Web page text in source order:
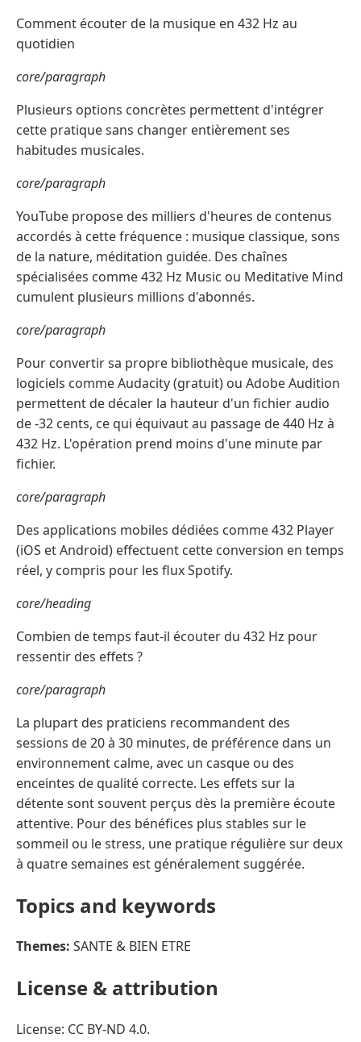
Comment écouter de la musique en 432 Hz au
quotidien
core/paragraph
Plusieurs options concrètes permettent d'intégrer
cette pratique sans changer entièrement ses
habitudes musicales.
core/paragraph
YouTube propose des milliers d'heures de contenus
accordés à cette fréquence : musique classique, sons
de la nature, méditation guidée. Des chaînes
spécialisées comme 432 Hz Music ou Meditative Mind
cumulent plusieurs millions d'abonnés.
core/paragraph
Pour convertir sa propre bibliothèque musicale, des
logiciels comme Audacity (gratuit) ou Adobe Audition
permettent de décaler la hauteur d'un fichier audio
de -32 cents, ce qui équivaut au passage de 440 Hz à
432 Hz. L'opération prend moins d'une minute par
fichier.
core/paragraph
Des applications mobiles dédiées comme 432 Player
(iOS et Android) effectuent cette conversion en temps
réel, y compris pour les flux Spotify.
core/heading
Combien de temps faut-il écouter du 432 Hz pour
ressentir des effets ?
core/paragraph
La plupart des praticiens recommandent des
sessions de 20 à 30 minutes, de préférence dans un
environnement calme, avec un casque ou des
enceintes de qualité correcte. Les effets sur la
détente sont souvent perçus dès la première écoute
attentive. Pour des bénéfices plus stables sur le
sommeil ou le stress, une pratique régulière sur deux
à quatre semaines est généralement suggérée.
Topics and keywords
Themes: SANTE & BIEN ETRE
License & attribution
License: CC BY-ND 4.0.